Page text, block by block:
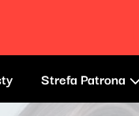
Strefa Patrona